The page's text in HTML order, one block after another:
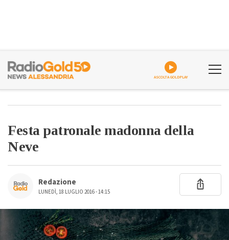
ASCOLTA GOLDPLAY
Festa patronale madonna della
Neve
Redazione
LUNEDÌ, 18 LUGLIO 2016 - 14:15